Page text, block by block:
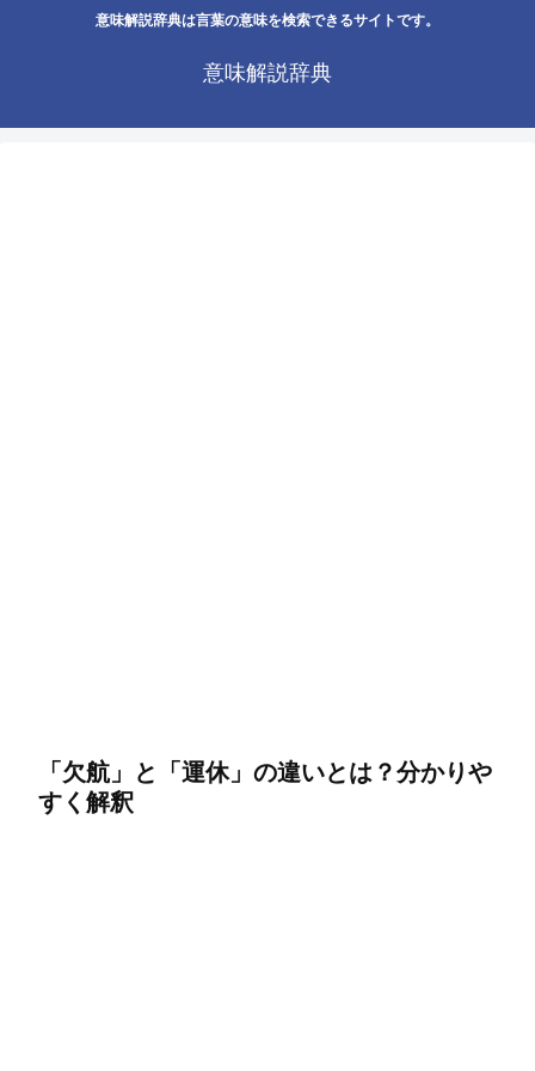
意味解説辞典は言葉の意味を検索できるサイトです。
意味解説辞典
「欠航」と「運休」の違いとは？分かりや
すく解釈